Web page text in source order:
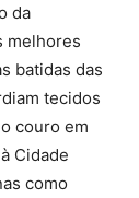
da
melhores
batidas das
tecidos
couro em
Cidade
como